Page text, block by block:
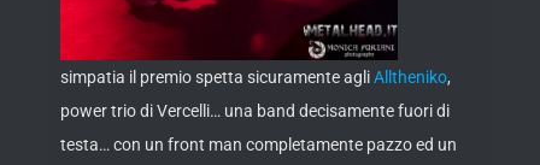
simpatia il premio spetta sicuramente agliAlltheniko,
power trio di Vercelli… una band decisamente fuori di
testa… con un front man completamente pazzo ed un